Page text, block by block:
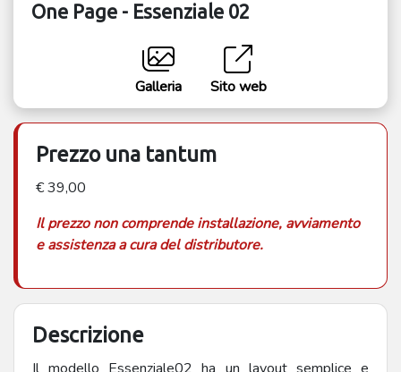
One Page - Essenziale 02
Galleria Sito web
Prezzo una tantum
€ 39,00
Il prezzo non comprende installazione, avviamento
e assistenza a cura del distributore.
Descrizione